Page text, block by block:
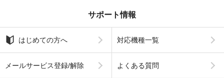
サポート情報
はじめての方へ 対応機種一覧
メールサービス登録/解除 よくある質問